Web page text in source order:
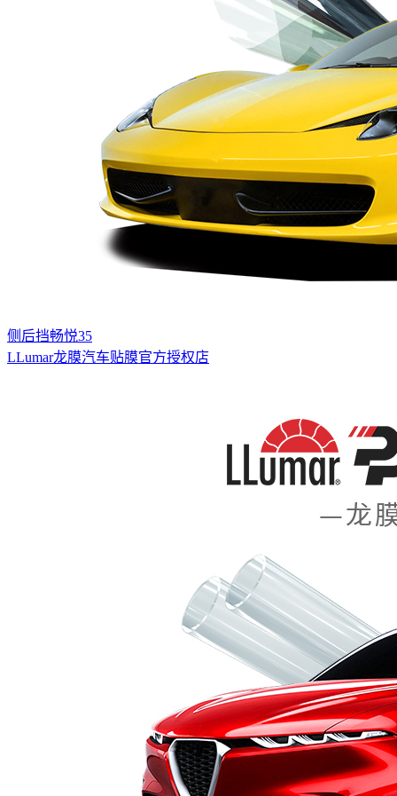
侧后挡畅悦35
LLumar龙膜汽车贴膜官方授权店